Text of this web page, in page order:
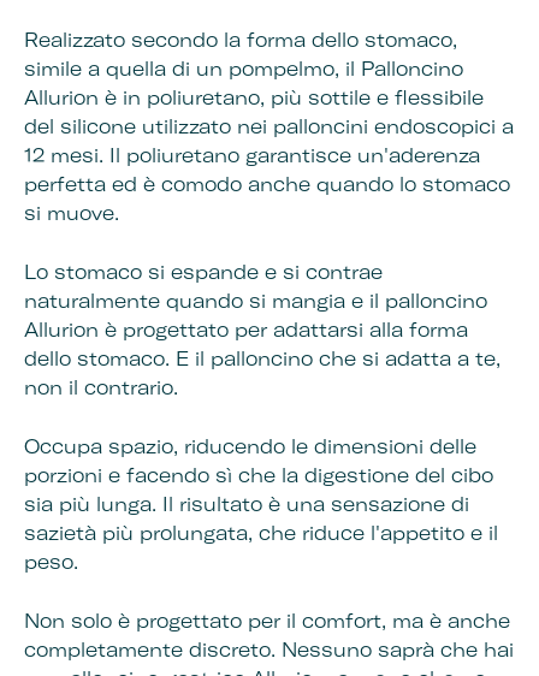
Realizzato secondo la forma dello stomaco,
simile a quella di un pompelmo, il Palloncino
Allurion è in poliuretano, più sottile e flessibile
del silicone utilizzato nei palloncini endoscopici a
12 mesi. Il poliuretano garantisce un'aderenza
perfetta ed è comodo anche quando lo stomaco
si muove.
Lo stomaco si espande e si contrae
naturalmente quando si mangia e il palloncino
Allurion è progettato per adattarsi alla forma
dello stomaco. E il palloncino che si adatta a te,
non il contrario.
Occupa spazio, riducendo le dimensioni delle
porzioni e facendo sì che la digestione del cibo
sia più lunga. Il risultato è una sensazione di
sazietà più prolungata, che riduce l'appetito e il
peso.
Non solo è progettato per il comfort, ma è anche
completamente discreto. Nessuno saprà che hai